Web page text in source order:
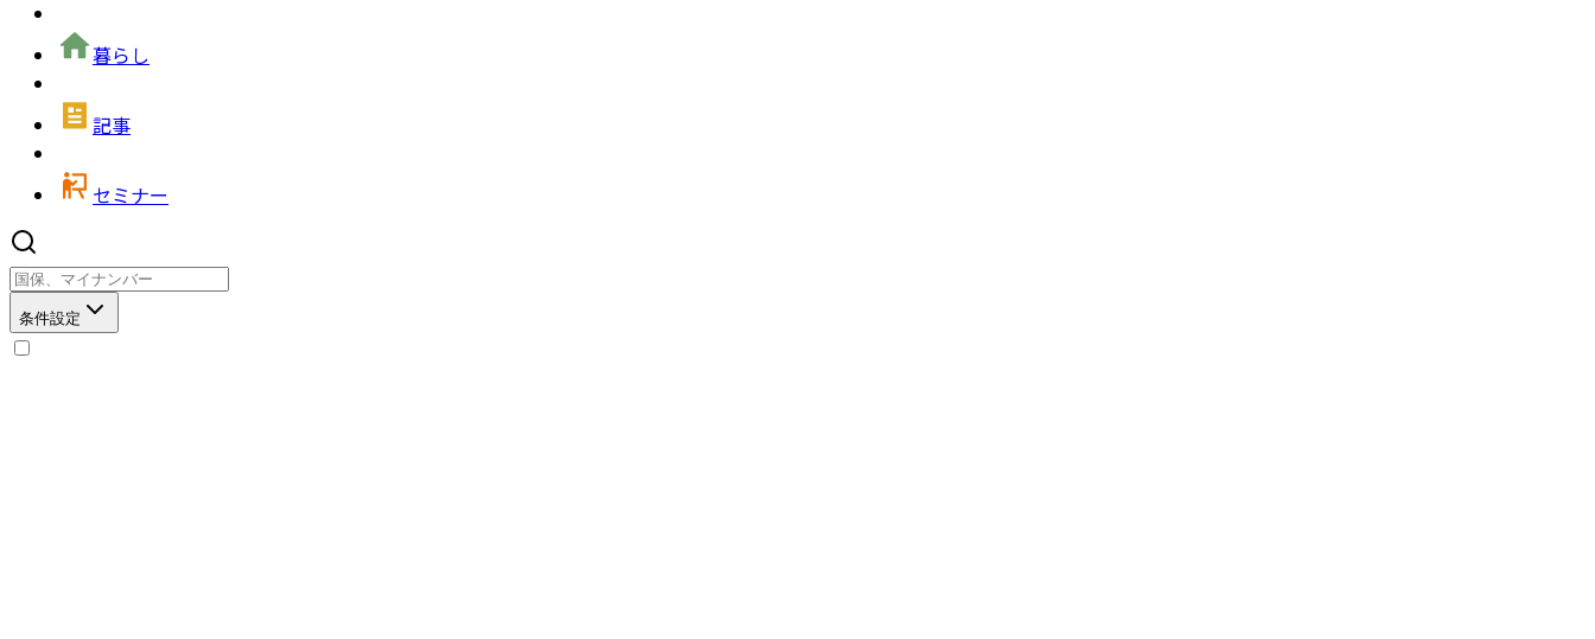
暮らし
記事
セミナー
条件設定